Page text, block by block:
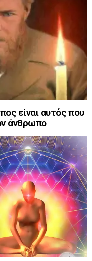
είναι αυτός που
άνθρωπο